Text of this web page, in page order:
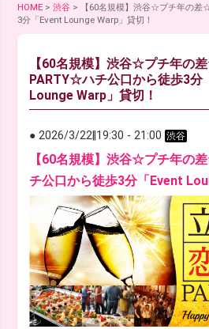
HOME >渋谷 >
【60名規模】渋谷☆プチ年の
3分「Event Lounge Warp」貸切！
【60名規模】渋谷☆プチ年の
PARTY☆ハチ公口から徒歩3分
Lounge Warp」貸切！
● 2026/3/22 19:30 - 21:00 渋谷
【60名規模】渋谷☆プチ年の
チ公口から徒歩3分「Event